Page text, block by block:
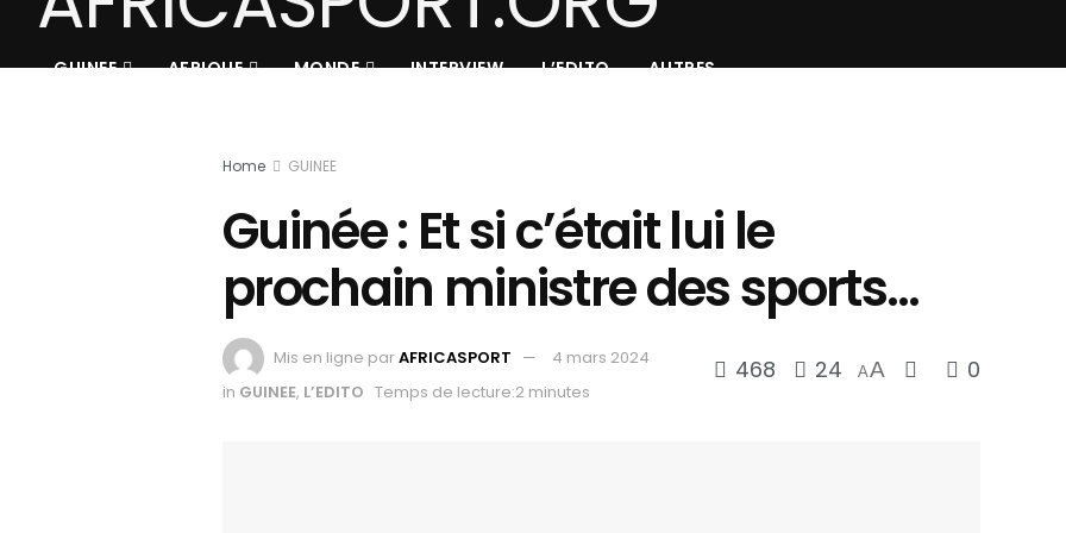
GUINEE AFRIQUE MONDE INTERVIEW L’EDITO AUTRES
Home GUINEE
Guinée : Et si c’était lui le
prochain ministre des sports…
Mis en ligne parAFRICASPORT
4 mars 2024
in GUINEE, L’EDITO Temps de lecture:2 minutes
468 24 AA 0